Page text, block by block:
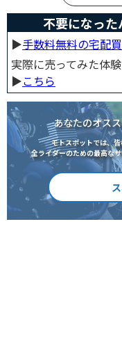
不要になった
▶︎手数料無料の宅配
実際に売ってみた体
▶︎こちら
あなたのオス
モトスポットでは、
全ライダーのための最高な